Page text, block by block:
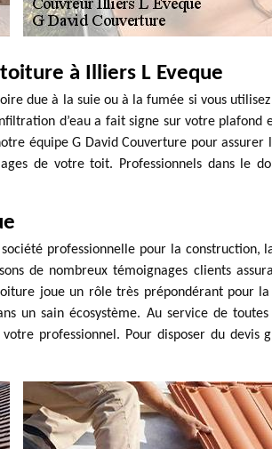
à Illiers L Eveque
due à la suie ou à la fumée si vous
d’eau a fait signe sur votre plafond
équipe G David Couverture pour assurer
de votre toit. Professionnels dans le
professionnelle pour la construction,
de nombreux témoignages clients
joue un rôle très prépondérant pour la
un sain écosystème. Au service de
professionnel. Pour disposer du devis